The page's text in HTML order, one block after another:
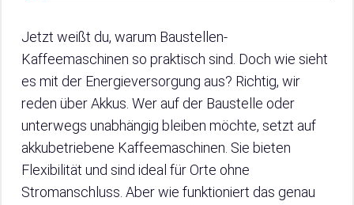
Jetzt weißt du, warum Baustellen-
Kaffeemaschinen so praktisch sind. Doch wie sieht
es mit der Energieversorgung aus? Richtig, wir
reden über Akkus. Wer auf der Baustelle oder
unterwegs unabhängig bleiben möchte, setzt auf
akkubetriebene Kaffeemaschinen. Sie bieten
Flexibilität und sind ideal für Orte ohne
Stromanschluss. Aber wie funktioniert das genau